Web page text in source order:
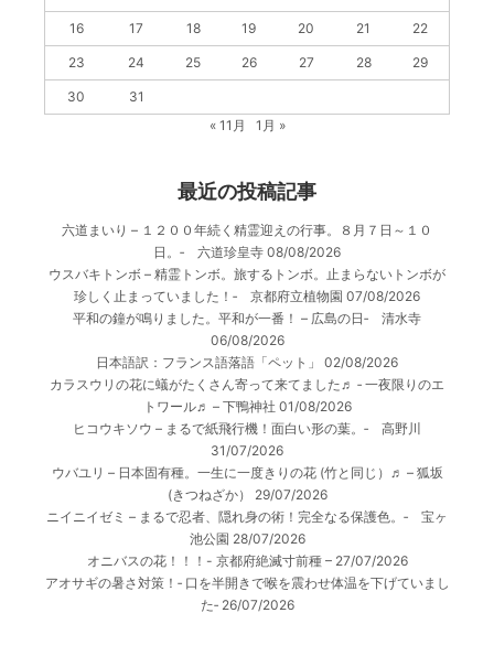
16 17 18 19 20 21 22
23 24 25 26 27 28 29
30
31
« 11月
1月 »
最近の投稿記事
六道まいり – １２００年続く精霊迎えの行事。８月７日～１０
日。‐ 六道珍皇寺 08/08/2026
ウスバキトンボ – 精霊トンボ。旅するトンボ。止まらないトンボが
珍しく止まっていました！‐ 京都府立植物園 07/08/2026
平和の鐘が鳴りました。平和が一番！ – 広島の日‐ 清水寺
06/08/2026
日本語訳：フランス語落語「ペット」
02/08/2026
カラスウリの花に蟻がたくさん寄って来てました♬ ‐ 一夜限りのエ
トワール♬ – 下鴨神社 01/08/2026
ヒコウキソウ – まるで紙飛行機！面白い形の葉。‐ 高野川
31/07/2026
ウバユリ – 日本固有種。一生に一度きりの花 (竹と同じ）♬ – 狐坂
(きつねざか）
29/07/2026
ニイニイゼミ – まるで忍者、隠れ身の術！完全なる保護色。‐ 宝ヶ
池公園 28/07/2026
オニバスの花！！！- 京都府絶滅寸前種 – 27/07/2026
アオサギの暑さ対策！‐ 口を半開きで喉を震わせ体温を下げていまし
た‐ 26/07/2026